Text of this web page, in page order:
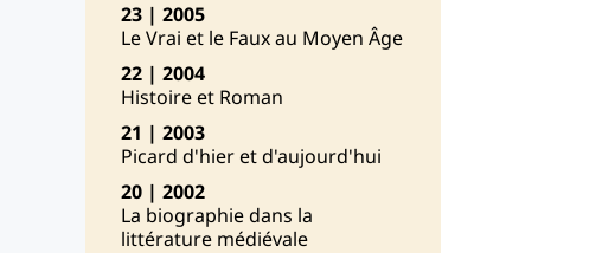
23 | 2005
Le Vrai et le Faux au Moyen Âge
22 | 2004
Histoire et Roman
21 | 2003
Picard d'hier et d'aujourd'hui
20 | 2002
La biographie dans la
littérature médiévale